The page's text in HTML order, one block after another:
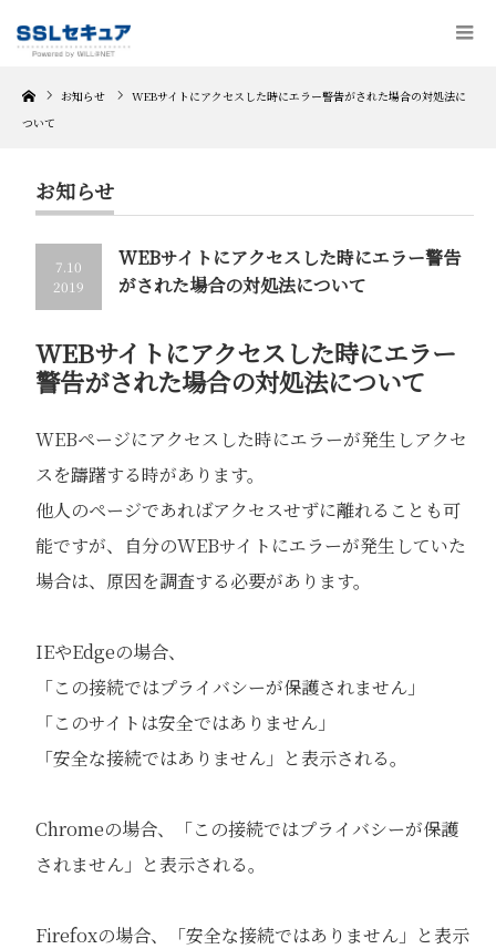
Home お知らせ
WEBサイトにアクセスした時にエラー警告がされた場合の対処法に
ついて
お知らせ
7.10
2019
WEBサイトにアクセスした時にエラー警告
がされた場合の対処法について
WEBサイトにアクセスした時にエラー
警告がされた場合の対処法について
WEBページにアクセスした時にエラーが発生しアクセ
スを躊躇する時があります。
他人のページであればアクセスせずに離れることも可
能ですが、自分のWEBサイトにエラーが発生していた
場合は、原因を調査する必要があります。
IEやEdgeの場合、
「この接続ではプライバシーが保護されません」
「このサイトは安全ではありません」
「安全な接続ではありません」と表示される。
Chromeの場合、「この接続ではプライバシーが保護
されません」と表示される。
Firefoxの場合、「安全な接続ではありません」と表示